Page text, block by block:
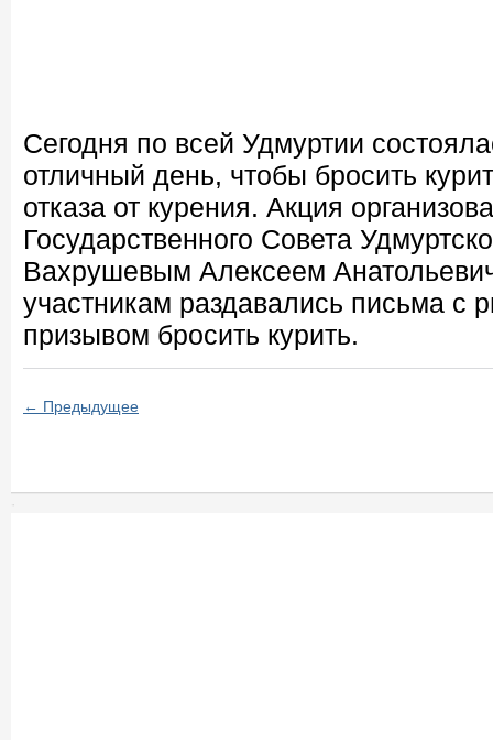
Сегодня по всей Удмуртии
отличный день, чтобы бросить
отказа от курения. Акция
Государственного Совета
Вахрушевым Алексеем
участникам раздавались письма с
призывом бросить курить.
← Предыдущее